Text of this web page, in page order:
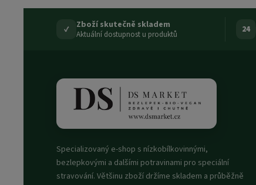
✓ Zboží skutečně skladem
Aktuální dostupnost u produktů 24
Specializovaný e-shop s nízkobílkovinnými,
bezlepkovými a dalšími potravinami pro speciální
stravování. Většinu zboží držíme skladem a průběžně